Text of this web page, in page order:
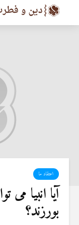
اعتقاد ما
آیا انبیا
بورزند؟